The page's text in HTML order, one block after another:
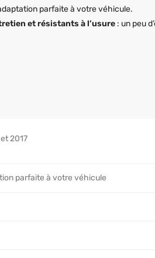
parfaite à votre véhicule.
et résistants à l’usure : un peu
2017
parfaite à votre véhicule